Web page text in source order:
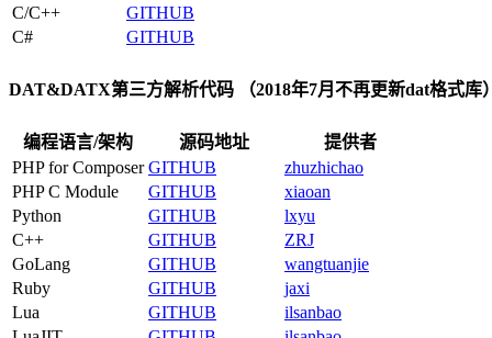
C/C++
GITHUB
C#
GITHUB
DAT&DATX第三方解析代码 （2018年7月不再更新dat格式库
编程语言/架构 源码地址
提供者
PHP for Composer GITHUB
zhuzhichao
PHP C Module
GITHUB
xiaoan
Python
GITHUB
lxyu
C++
GITHUB
ZRJ
GoLang
GITHUB
wangtuanjie
Ruby
GITHUB
jaxi
Lua
GITHUB
ilsanbao